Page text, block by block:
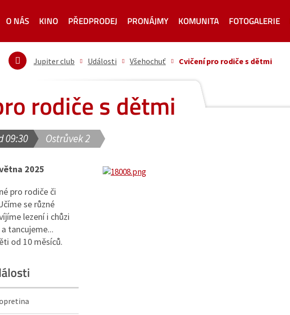
O NÁS KINO PŘEDPRODEJ PRONÁJMY KOMUNITA FOTOGALERIE
Jupiter club Události Všehochuť Cvičení pro rodiče s dětmi
rodiče s dětmi
09:30 Ostrůvek 2
2025
pro rodiče či
se různé
lezení i chůzi
tancujeme...
od 10 měsíců.